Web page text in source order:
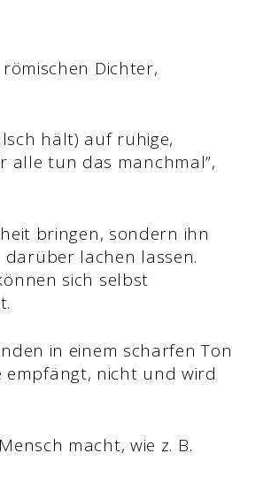
Dichter,
hält) auf ruhige,
alle tun das manchmal”,
bringen, sondern ihn
lachen lassen.
sich selbst
in einem scharfen Ton
empfängt, nicht und wird
macht, wie z. B.